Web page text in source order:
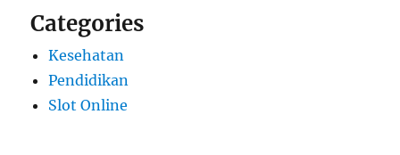
Categories
Kesehatan
Pendidikan
Slot Online